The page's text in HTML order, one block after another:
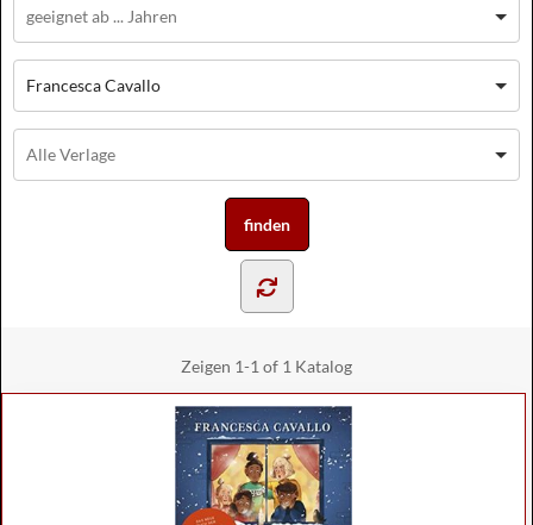
Francesca Cavallo
Zeigen 1-1 of 1 Katalog